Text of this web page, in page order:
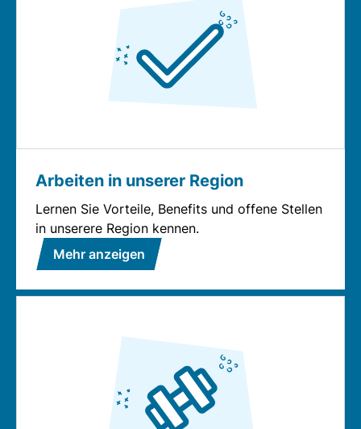
Arbeiten in unserer Region
Lernen Sie Vorteile, Benefits und offene Stellen
in unserere Region kennen.
Mehr anzeigen